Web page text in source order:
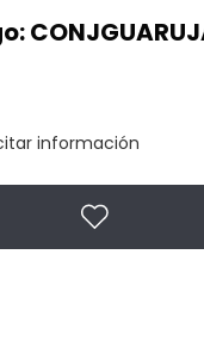
información